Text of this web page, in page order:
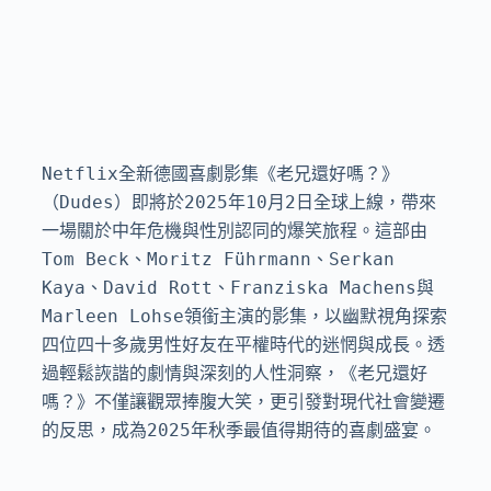
Netflix全新德國喜劇影集《老兄還好嗎？》
（Dudes）即將於2025年10月2日全球上線，帶來
一場關於中年危機與性別認同的爆笑旅程。這部由
Tom Beck、Moritz Führmann、Serkan
Kaya、David Rott、Franziska Machens與
Marleen Lohse領銜主演的影集，以幽默視角探索
四位四十多歲男性好友在平權時代的迷惘與成長。透
過輕鬆詼諧的劇情與深刻的人性洞察，《老兄還好
嗎？》不僅讓觀眾捧腹大笑，更引發對現代社會變遷
的反思，成為2025年秋季最值得期待的喜劇盛宴。